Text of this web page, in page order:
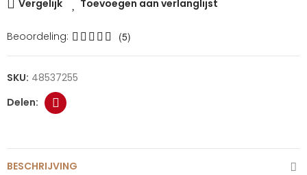
Vergelijk Toevoegen aan verlanglijst
Beoordeling: (5)
SKU: 48537255
BESCHRIJVING